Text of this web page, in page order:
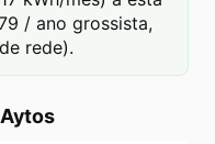
/ ano grossista,
rede).
Aytos